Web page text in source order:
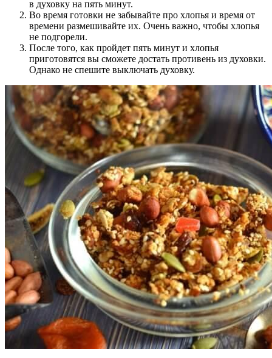
в духовку на пять минут.
Во время готовки не забывайте про хлопья и время от
времени размешивайте их. Очень важно, чтобы хлопья
не подгорели.
После того, как пройдет пять минут и хлопья
приготовятся вы сможете достать противень из духовки.
Однако не спешите выключать духовку.